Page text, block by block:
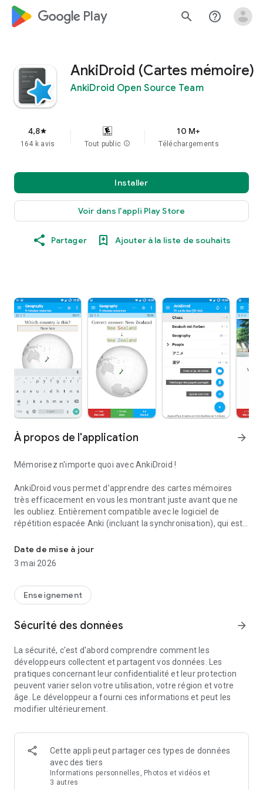
google_logo Play search help_outline
AnkiDroid (Cartes mémoire)
AnkiDroid Open Source Team
4,8star
164 k avis Tout public info
10 M+
Téléchargements
Installer
Voir dans l'appli Play Store
Partager Ajouter à la liste de souhaits
À propos de l'application arrow_forward
Mémorisez n'importe quoi avec AnkiDroid !
AnkiDroid vous permet d’apprendre des cartes mémoires
très efficacement en vous les montrant juste avant que ne
les oubliez. Entièrement compatible avec le logiciel de
répétition espacée Anki (incluant la synchronisation), qui est
Révisez toutes sortes de choses partout et chaque fois que
des supermarchés ou tout autre situation d’attente !
téléchargez des paquets gratuits pour de nombreuses
Ajoutez des cartes par le biais de l’application Anki pour
ordinateur ou directement avec AnkiDroid. L'application
prend même en charge l'ajout de cartes automatiquement à
partir d'un dictionnaire !
• contenu des cartes pris en charge: texte, images, sons,
LaTeX
• répétition espacée (algorithme supermemo 2)
• intégration de la synthèse vocale
• plus de 6000 paquets de cartes téléchargeables
Date de mise à jour
3 mai 2026
Enseignement
Sécurité des données arrow_forward
La sécurité, c'est d'abord comprendre comment les
développeurs collectent et partagent vos données. Les
pratiques concernant leur confidentialité et leur protection
peuvent varier selon votre utilisation, votre région et votre
âge. Le développeur a fourni ces informations et peut les
modifier ultérieurement.
Cette appli peut partager ces types de données
avec des tiers
Informations personnelles, Photos et vidéos et
3 autres